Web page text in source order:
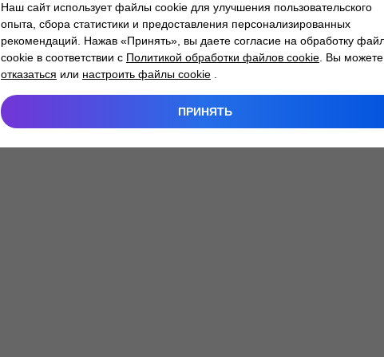
-side exception has occurred while loading atlantm.by (see the
Наш сайт использует файлы cookie для улучшения пользовательского
опыта, сбора статистики и предоставления персонализированных
рекомендаций. Нажав «Принять», вы даете согласие на обработку
cookie в соответствии с Политикой обработки файлов cookie . Вы можете
отказаться или настроить файлы cookie
ПРИНЯТЬ